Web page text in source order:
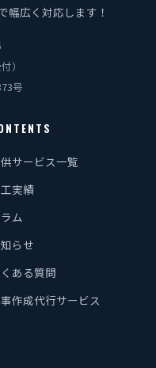
幅広く対応します！
）
号
サービス一覧
実績
ム
らせ
ある質問
作成代行サービス